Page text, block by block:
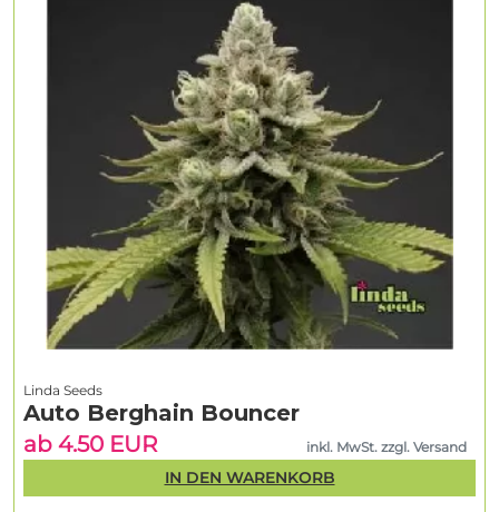
Linda Seeds
Auto Berghain Bouncer
ab 4.50 EUR
inkl. MwSt. zzgl. Versand
IN DEN WARENKORB